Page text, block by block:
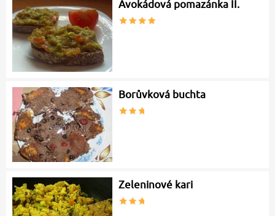
Avokádová pomazánka II.
Borůvková buchta
Zeleninové kari